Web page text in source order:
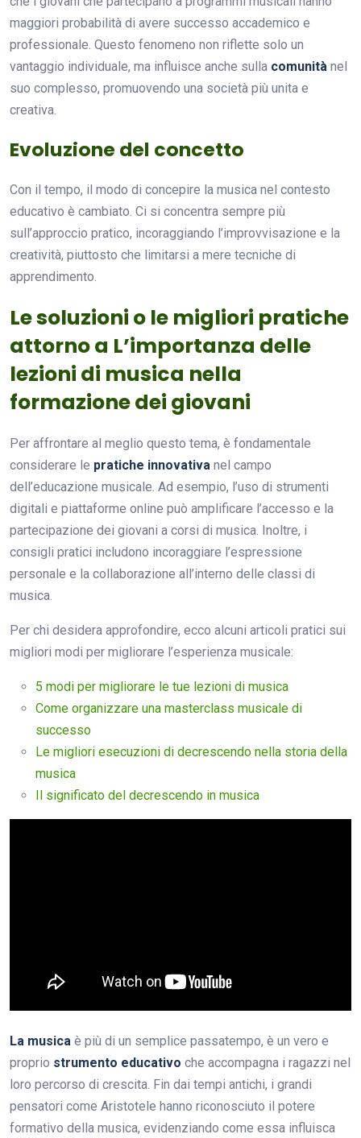
maggiori probabilità di avere successo accademico e
professionale. Questo fenomeno non riflette solo un
vantaggio individuale, ma influisce anche sulla comunità nel
suo complesso, promuovendo una società più unita e
creativa.
Evoluzione del concetto
Con il tempo, il modo di concepire la musica nel contesto
educativo è cambiato. Ci si concentra sempre più
sull’approccio pratico, incoraggiando l’improvvisazione e la
creatività, piuttosto che limitarsi a mere tecniche di
apprendimento.
Le soluzioni o le migliori pratiche
attorno a L’importanza delle
lezioni di musica nella
formazione dei giovani
Per affrontare al meglio questo tema, è fondamentale
considerare le pratiche innovativa nel campo
dell’educazione musicale. Ad esempio, l’uso di strumenti
digitali e piattaforme online può amplificare l’accesso e la
partecipazione dei giovani a corsi di musica. Inoltre, i
consigli pratici includono incoraggiare l’espressione
personale e la collaborazione all’interno delle classi di
musica.
Per chi desidera approfondire, ecco alcuni articoli pratici sui
migliori modi per migliorare l’esperienza musicale:
5 modi per migliorare le tue lezioni di musica
Come organizzare una masterclass musicale di
successo
Le migliori esecuzioni di decrescendo nella storia della
musica
Il significato del decrescendo in musica
La musica è più di un semplice passatempo, è un vero e
proprio strumento educativo che accompagna i ragazzi nel
loro percorso di crescita. Fin dai tempi antichi, i grandi
pensatori come Aristotele hanno riconosciuto il potere
formativo della musica, evidenziando come essa influisca